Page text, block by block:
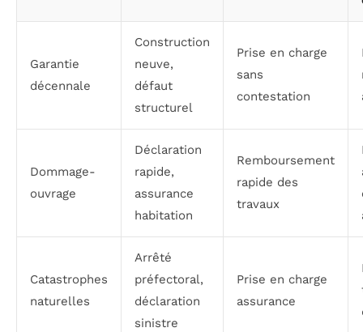
Garantie
décennale
Construction
neuve,
défaut
structurel
Prise en charge
sans
contestation
Dommage-
ouvrage
Déclaration
rapide,
assurance
habitation
Remboursement
rapide des
travaux
Catastrophes
naturelles
Arrêté
préfectoral,
déclaration
sinistre
Prise en charge
assurance